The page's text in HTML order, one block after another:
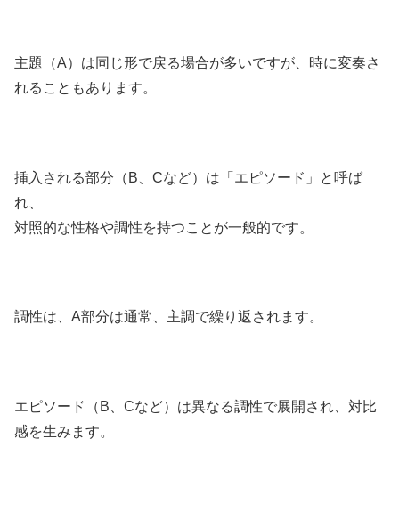
主題（A）は同じ形で戻る場合が多いですが、時に変奏さ
れることもあります。
挿入される部分（B、Cなど）は「エピソード」と呼ば
れ、
対照的な性格や調性を持つことが一般的です。
調性は、A部分は通常、主調で繰り返されます。
エピソード（B、Cなど）は異なる調性で展開され、対比
感を生みます。